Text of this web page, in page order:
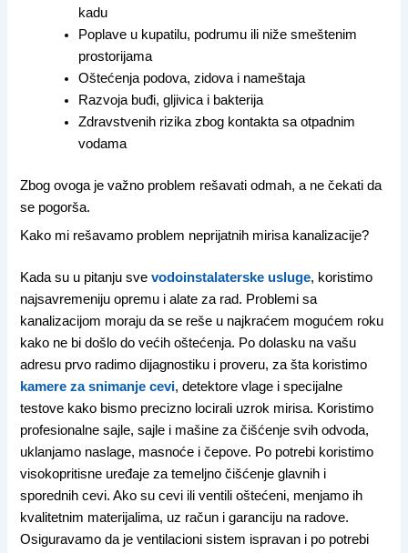
kadu
Poplave u kupatilu, podrumu ili niže smeštenim
prostorijama
Oštećenja podova, zidova i nameštaja
Razvoja buđi, gljivica i bakterija
Zdravstvenih rizika zbog kontakta sa otpadnim
vodama
Zbog ovoga je važno problem rešavati odmah, a ne čekati da
se pogorša.
Kako mi rešavamo problem neprijatnih mirisa kanalizacije?
Kada su u pitanju svevodoinstalaterske usluge, koristimo
najsavremeniju opremu i alate za rad. Problemi sa
kanalizacijom moraju da se reše u najkraćem mogućem roku
kako ne bi došlo do većih oštećenja. Po dolasku na vašu
adresu prvo radimo dijagnostiku i proveru, za šta koristimo
kamere za snimanje cevi, detektore vlage i specijalne
testove kako bismo precizno locirali uzrok mirisa. Koristimo
profesionalne sajle, sajle i mašine za čišćenje svih odvoda,
uklanjamo naslage, masnoće i čepove. Po potrebi koristimo
visokopritisne uređaje za temeljno čišćenje glavnih i
sporednih cevi. Ako su cevi ili ventili oštećeni, menjamo ih
kvalitetnim materijalima, uz račun i garanciju na radove.
Osiguravamo da je ventilacioni sistem ispravan i po potrebi